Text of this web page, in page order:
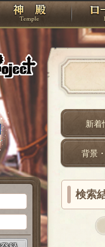
神殿
新着
背景
検索